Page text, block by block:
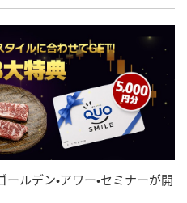
ルデン•アワー•セミナーが開